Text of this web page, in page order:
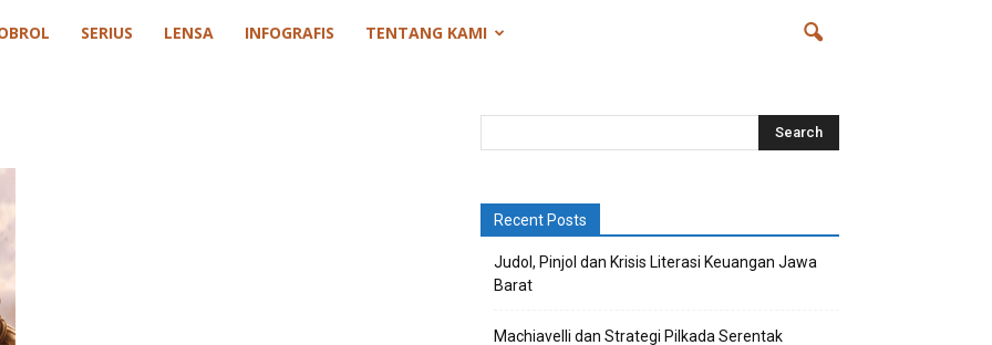
SERIUS LENSA INFOGRAFIS TENTANG KAMI
Recent Posts
Judol, Pinjol dan Krisis Literasi Keuangan Jawa
Barat
Machiavelli dan Strategi Pilkada Serentak